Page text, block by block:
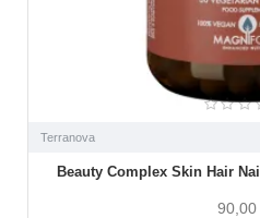
Terranova
Beauty Complex Skin Hair
90,00